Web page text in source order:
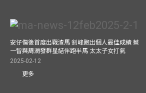
安仔傷後首度出戰渣馬 釗峰跑出個人最佳成績 蔡
一智與周潤發群星結伴跑半馬 太太子女打氣
2025-02-12
更多